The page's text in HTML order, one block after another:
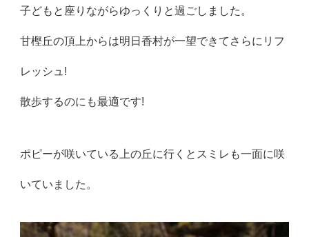
子どもと座りながらゆっくりと過ごしました。
甘樫丘の頂上からは明日香村が一望できてさらにリフ
レッシュ!
散歩するのにも最適です!
ポピーが咲いている上の丘に行くとスミレも一面に咲
いていました。